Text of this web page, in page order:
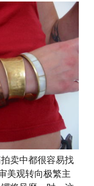
卖中都很容易找
美观转向极繁主